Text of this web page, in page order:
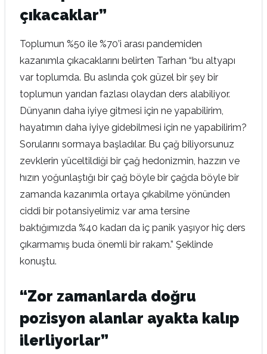
çıkacaklar”
Toplumun %50 ile %70’i arası pandemiden
kazanımla çıkacaklarını belirten Tarhan “bu altyapı
var toplumda. Bu aslında çok güzel bir şey bir
toplumun yarıdan fazlası olaydan ders alabiliyor.
Dünyanın daha iyiye gitmesi için ne yapabilirim,
hayatımın daha iyiye gidebilmesi için ne yapabilirim?
Sorularını sormaya başladılar. Bu çağ biliyorsunuz
zevklerin yüceltildiği bir çağ hedonizmin, hazzın ve
hızın yoğunlaştığı bir çağ böyle bir çağda böyle bir
zamanda kazanımla ortaya çıkabilme yönünden
ciddi bir potansiyelimiz var ama tersine
baktığımızda %40 kadarı da iç panik yaşıyor hiç ders
çıkarmamış buda önemli bir rakam.” Şeklinde
konuştu.
“Zor zamanlarda doğru
pozisyon alanlar ayakta kalıp
ilerliyorlar”